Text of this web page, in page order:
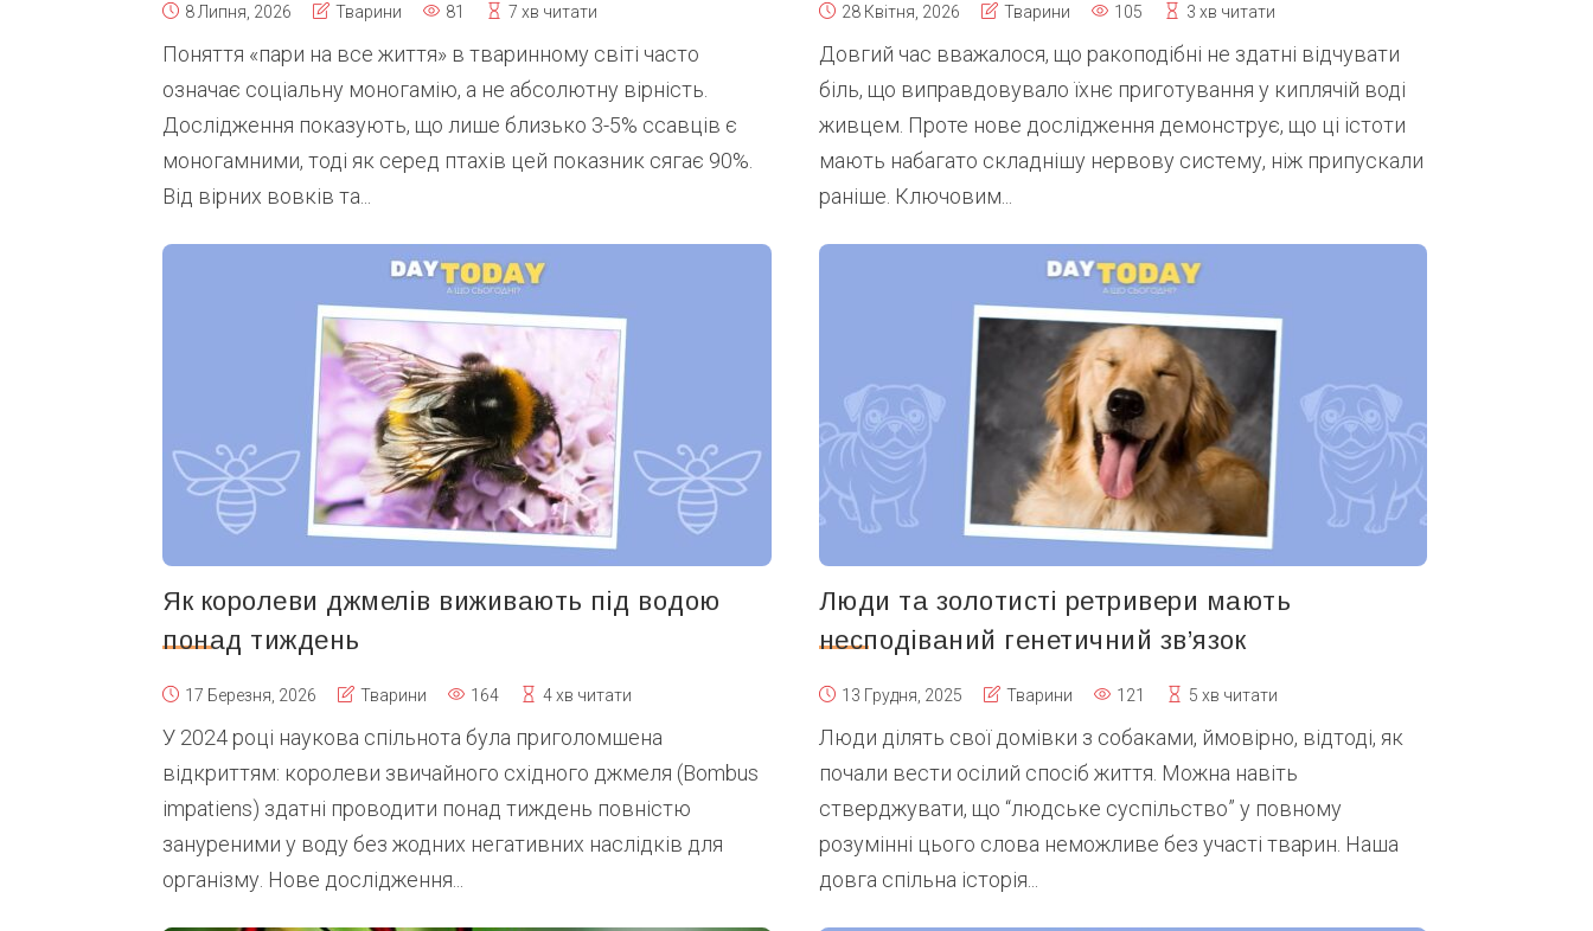
8 Липня, 2026 Тварини 81 7 хв читати
Поняття «пари на все життя» в тваринному світі часто
означає соціальну моногамію, а не абсолютну вірність.
Дослідження показують, що лише близько 3-5% ссавців є
моногамними, тоді як серед птахів цей показник сягає 90%.
Від вірних вовків та...
28 Квітня, 2026 Тварини 105 3 хв читати
Довгий час вважалося, що ракоподібні не здатні відчувати
біль, що виправдовувало їхнє приготування у киплячій воді
живцем. Проте нове дослідження демонструє, що ці істоти
мають набагато складнішу нервову систему, ніж припускали
раніше. Ключовим...
Як королеви джмелів виживають під водою
понад тиждень
17 Березня, 2026 Тварини 164 4 хв читати
У 2024 році наукова спільнота була приголомшена
відкриттям: королеви звичайного східного джмеля (Bombus
impatiens) здатні проводити понад тиждень повністю
зануреними у воду без жодних негативних наслідків для
організму. Нове дослідження...
Люди та золотисті ретривери мають
несподіваний генетичний зв’язок
13 Грудня, 2025 Тварини 121 5 хв читати
Люди ділять свої домівки з собаками, ймовірно, відтоді, як
почали вести осілий спосіб життя. Можна навіть
стверджувати, що “людське суспільство” у повному
розумінні цього слова неможливе без участі тварин. Наша
довга спільна історія...